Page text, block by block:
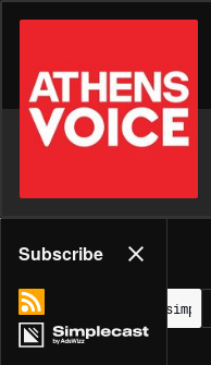
Share
MORE OPTIONS
Subscribe